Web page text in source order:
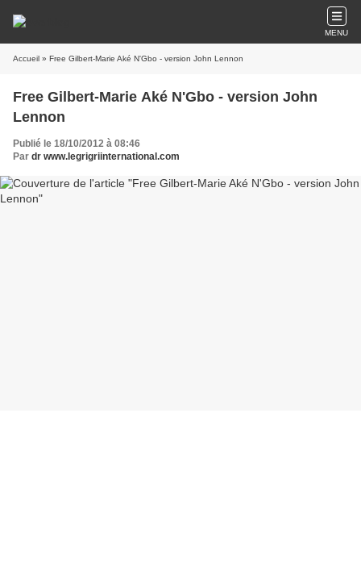
MENU
Accueil » Free Gilbert-Marie Aké N'Gbo - version John Lennon
Free Gilbert-Marie Aké N'Gbo - version John
Lennon
Publié le 18/10/2012 à 08:46
Par dr www.legrigriinternational.com